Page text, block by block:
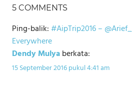
5 COMMENTS
Ping-balik:#AipTrip2016 –
Everywhere
Dendy Mulyaberkata:
15 September 2016 pukul 4:41 am